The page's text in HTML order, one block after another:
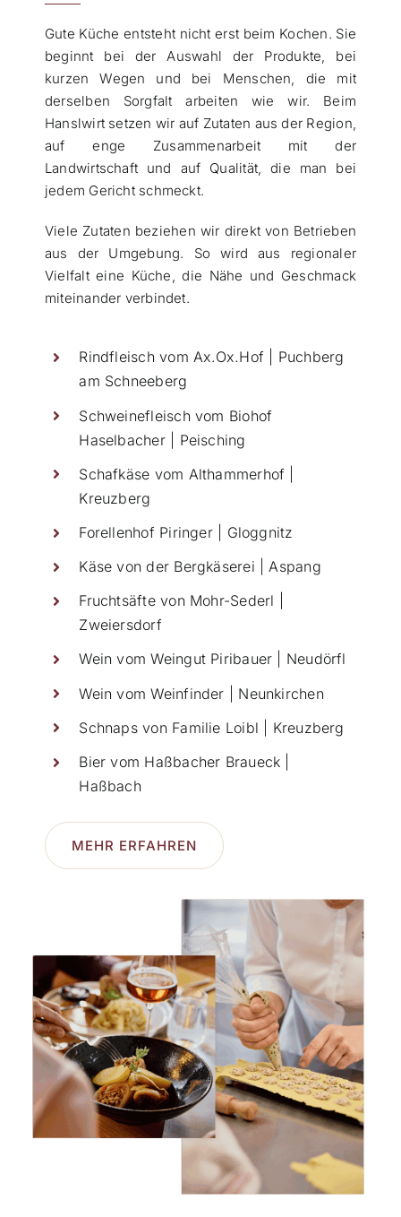
Gute Küche entsteht nicht erst beim Kochen. Sie
beginnt bei der Auswahl der Produkte, bei
kurzen Wegen und bei Menschen, die mit
derselben Sorgfalt arbeiten wie wir. Beim
Hanslwirt setzen wir auf Zutaten aus der Region,
auf enge Zusammenarbeit mit der
Landwirtschaft und auf Qualität, die man bei
jedem Gericht schmeckt.
Viele Zutaten beziehen wir direkt von Betrieben
aus der Umgebung. So wird aus regionaler
Vielfalt eine Küche, die Nähe und Geschmack
miteinander verbindet.
Rindfleisch vom Ax.Ox.Hof | Puchberg
am Schneeberg
Schweinefleisch vom Biohof
Haselbacher | Peisching
Schafkäse vom Althammerhof |
Kreuzberg
Forellenhof Piringer | Gloggnitz
Käse von der Bergkäserei | Aspang
Fruchtsäfte von Mohr-Sederl |
Zweiersdorf
Wein vom Weingut Piribauer | Neudörfl
Wein vom Weinfinder | Neunkirchen
Schnaps von Familie Loibl | Kreuzberg
Bier vom Haßbacher Braueck |
Haßbach
MEHR ERFAHREN